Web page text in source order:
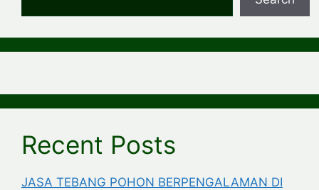
Recent Posts
JASA TEBANG POHON BERPENGALAMAN DI